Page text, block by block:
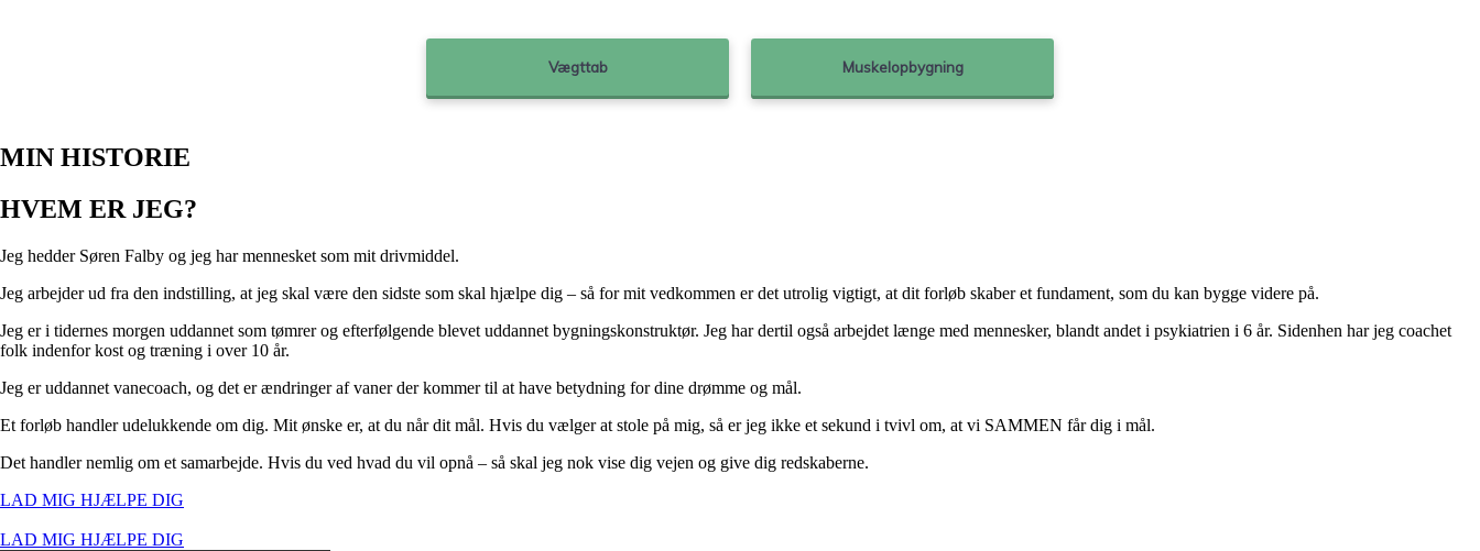
Vægttab Muskelopbygning
MIN HISTORIE
HVEM ER JEG?
Jeg hedder Søren Falby og jeg har mennesket som mit drivmiddel.
Jeg arbejder ud fra den indstilling, at jeg skal være den sidste som skal hjælpe dig – så for mit vedkommen er det utrolig vigtigt, at dit forløb skaber et fundament, som du kan bygge videre på.
Jeg er i tidernes morgen uddannet som tømrer og efterfølgende blevet uddannet bygningskonstruktør. Jeg har dertil også arbejdet længe med mennesker, blandt andet i psykiatrien i 6 år. Sidenhen har jeg coachet
folk indenfor kost og træning i over 10 år.
Jeg er uddannet vanecoach, og det er ændringer af vaner der kommer til at have betydning for dine drømme og mål.
Et forløb handler udelukkende om dig. Mit ønske er, at du når dit mål. Hvis du vælger at stole på mig, så er jeg ikke et sekund i tvivl om, at vi SAMMEN får dig i mål.
Det handler nemlig om et samarbejde. Hvis du ved hvad du vil opnå – så skal jeg nok vise dig vejen og give dig redskaberne.
LAD MIG HJÆLPE DIG
LAD MIG HJÆLPE DIG